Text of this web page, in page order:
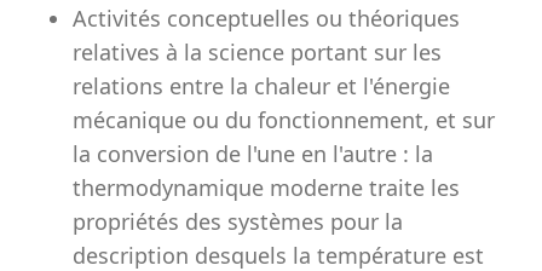
Activités conceptuelles ou théoriques
relatives à la science portant sur les
relations entre la chaleur et l'énergie
mécanique ou du fonctionnement, et sur
la conversion de l'une en l'autre : la
thermodynamique moderne traite les
propriétés des systèmes pour la
description desquels la température est